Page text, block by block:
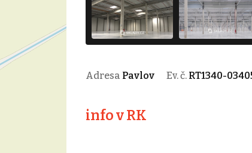
Adresa Pavlov Ev. č. RT1340-
info v RK